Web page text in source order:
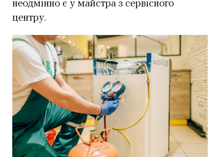
неодмінно є у майстра з сервісного
центру.